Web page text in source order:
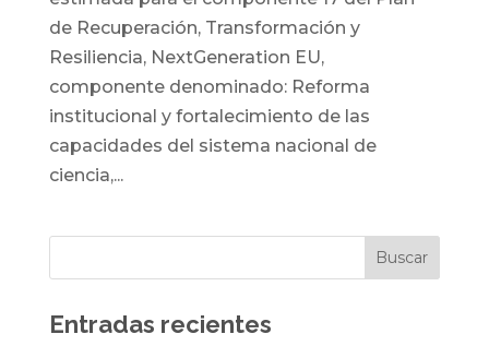
de Recuperación, Transformación y
Resiliencia, NextGeneration EU,
componente denominado: Reforma
institucional y fortalecimiento de las
capacidades del sistema nacional de
ciencia,...
Entradas recientes